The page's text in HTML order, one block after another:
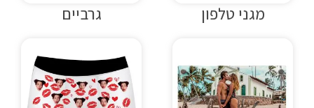
מגני טלפון גרביים